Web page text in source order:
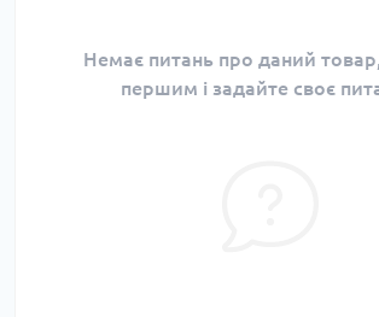
Немає питань про даний
першим і задайте своє